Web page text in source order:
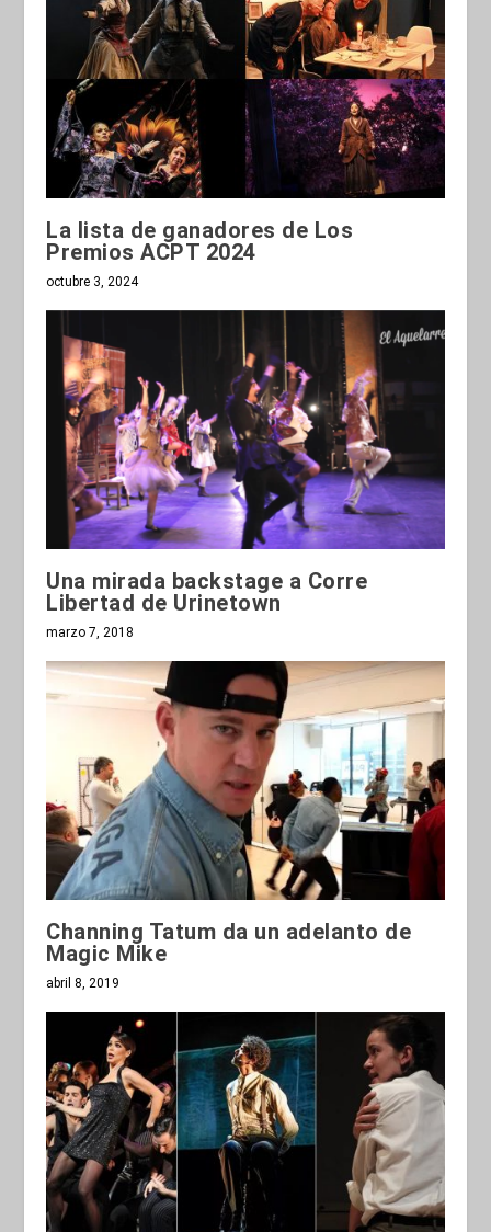
La lista de ganadores de Los
Premios ACPT 2024
octubre 3, 2024
Una mirada backstage a Corre
Libertad de Urinetown
marzo 7, 2018
Channing Tatum da un adelanto de
Magic Mike
abril 8, 2019